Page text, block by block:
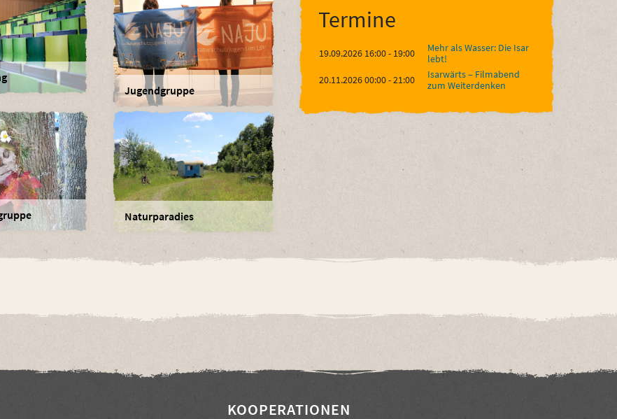
Jugendgruppe
Naturparadies
Termine
19.09.2026 16:00 - 19:00
Mehr als Wasser: Die Isar
lebt!
20.11.2026 00:00 - 21:00
Isarwärts – Filmabend
zum Weiterdenken
KOOPERATIONEN